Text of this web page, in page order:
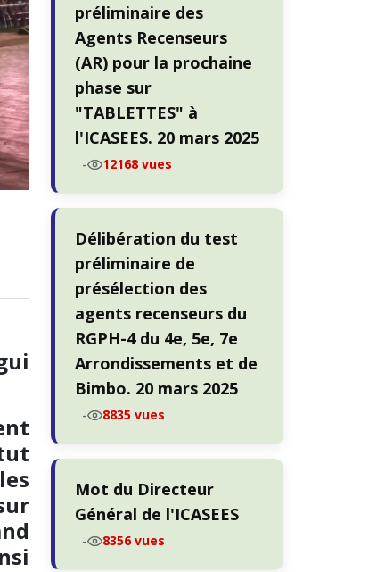
préliminaire des
Agents Recenseurs
(AR) pour la prochaine
phase sur
"TABLETTES" à
l'ICASEES. 20 mars 2025
- 12168 vues
Délibération du test
préliminaire de
présélection des
agents recenseurs du
RGPH-4 du 4e, 5e, 7e
Arrondissements et de
Bimbo. 20 mars 2025
- 8835 vues
Mot du Directeur
Général de l'ICASEES
- 8356 vues